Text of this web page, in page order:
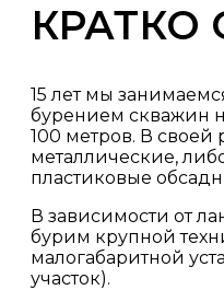
КРАТКО
15 лет мы
бурением скважин
100 метров. В своей
металлические,
пластиковые
В зависимости от
бурим крупной
малогабаритной
участок).